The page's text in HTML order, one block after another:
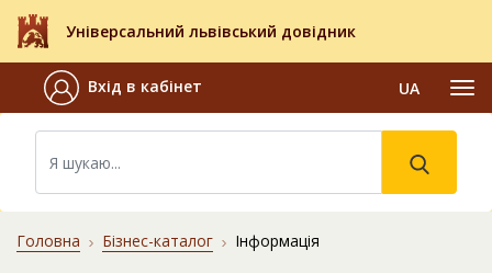
Універсальний львівський довідник
Вхід в кабінет UA
Головна Бізнес-каталог Інформація